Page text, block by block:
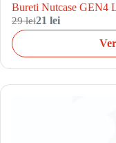
Bureti Nutcase GEN4
29 lei21 lei